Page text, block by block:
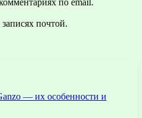
по email.
почтой.
— их особенности и